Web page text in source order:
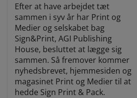
Efter at have arbejdet tæt
sammen i syv år har Print og
Medier og selskabet bag
Sign&Print, AGI Publishing
House, besluttet at lægge sig
sammen. Så fremover kommer
nyhedsbrevet, hjemmesiden og
magasinet Print og Medier til at
hedde Sign Print & Pack.